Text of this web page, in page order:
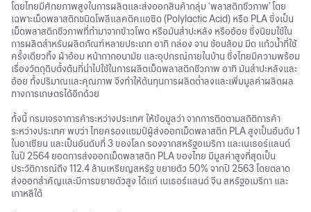
โดยไทยมีศักยภาพสูงในการผลิตและส่งออกสินค้ากลุ่ม ‘พลาสติกชีวภาพ’ โดย
เฉพาะเม็ดพลาสติกชนิดโพลีแลคติคแอซิด (Polylactic Acid) หรือ PLA ซึ่งเป็น
เม็ดพลาสติกชีวภาพที่ทำมาจากข้าวโพด หรือมันสำปะหลัง หรืออ้อย ซึ่งนิยมใช้ใน
การผลิตสำหรับผลิตภัณฑ์หลายประเภท อาทิ กล่อง จาน ช้อนส้อม มีด แก้วน้ำที่ใช้
ครั้งเดียวทิ้ง ผ้าอ้อม หน้ากากอนามัย และอุปกรณ์ภายในบ้าน ซึ่งไทยมีความพร้อม
เรื่องวัตถุดิบตั้งต้นที่นำไปใช้ในการผลิตเม็ดพลาสติกชีวภาพ อาทิ มันสำปะหลังและ
อ้อย ทั้งปริมาณและคุณภาพ จึงทำให้ต้นทุนการผลิตต่ำลงและเพิ่มมูลค่าผลิตผล
ทางการเกษตรได้อีกด้วย
ทั้งนี้ กรมเจรจาการค้าระหว่างประเทศ ให้ข้อมูลว่า จากการติดตามสถิติการค้า
ระหว่างประเทศ พบว่า ไทยครองแชมป์ผู้ส่งออกเม็ดพลาสติก PLA สูงเป็นอันดับ 1
ในอาเซียน และเป็นอันดับที่ 3 ของโลก รองจากสหรัฐอเมริกา และเนเธอร์แลนด์
ในปี 2564 ยอดการส่งออกเม็ดพลาสติก PLA ของไทย มีมูลค่าสูงที่สุดเป็น
ประวัติการณ์ถึง 112.4 ล้านเหรียญสหรัฐ ขยายตัว 50% จากปี 2563 โดยตลาด
ส่งออกสำคัญและมีการขยายตัวสูง ได้แก่ เนเธอร์แลนด์ จีน สหรัฐอเมริกา และ
เกาหลีใต้